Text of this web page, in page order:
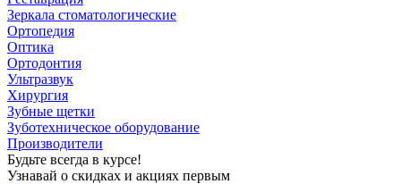
Зеркала стоматологические
Ортопедия
Оптика
Ортодонтия
Ультразвук
Хирургия
Зубные щетки
Зуботехническое оборудование
Производители
Будьте всегда в курсе!
Узнавай о скидках и акциях первым